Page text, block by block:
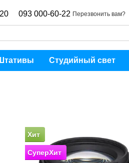
093 000-60-22 Перезвонить вам?
Студийный свет
Хит
СуперХит